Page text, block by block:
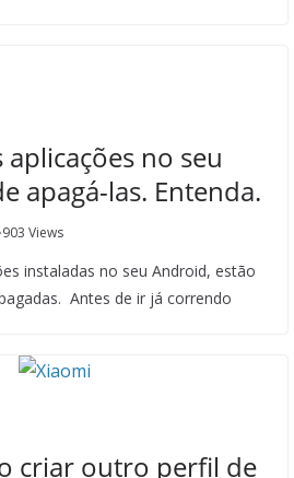
aplicações no seu
apagá-las. Entenda.
903 Views
instaladas no seu Android, estão
Antes de ir já correndo
criar outro perfil de